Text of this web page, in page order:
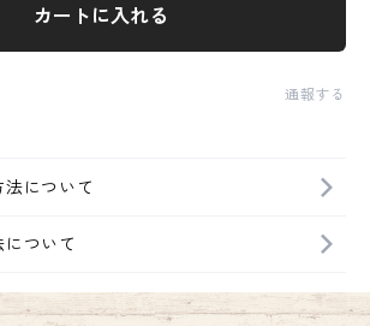
カートに入れる
通報する
について
ついて